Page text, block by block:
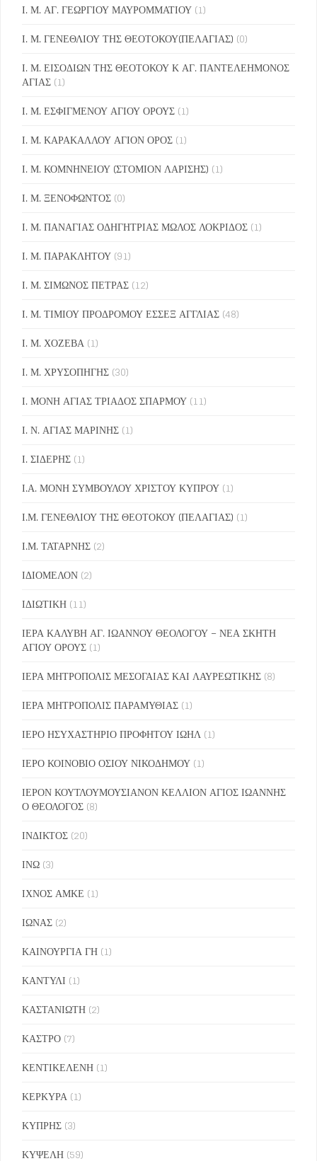
Ι. Μ. ΑΓ. ΓΕΩΡΓΙΟΥ ΜΑΥΡΟΜΜΑΤΙΟΥ (1)
Ι. Μ. ΓΕΝΕΘΛΙΟΥ ΤΗΣ ΘΕΟΤΟΚΟΥ(ΠΕΛΑΓΙΑΣ) (0)
Ι. Μ. ΕΙΣΟΔΙΩΝ ΤΗΣ ΘΕΟΤΟΚΟΥ Κ ΑΓ. ΠΑΝΤΕΛΕΗΜΟΝΟΣ
ΑΓΙΑΣ (1)
Ι. Μ. ΕΣΦΙΓΜΕΝΟΥ ΑΓΙΟΥ ΟΡΟΥΣ (1)
Ι. Μ. ΚΑΡΑΚΑΛΛΟΥ ΑΓΙΟΝ ΟΡΟΣ (1)
Ι. Μ. ΚΟΜΝΗΝΕΙΟΥ (ΣΤΟΜΙΟΝ ΛΑΡΙΣΗΣ) (1)
Ι. Μ. ΞΕΝΟΦΩΝΤΟΣ (0)
Ι. Μ. ΠΑΝΑΓΙΑΣ ΟΔΗΓΗΤΡΙΑΣ ΜΩΛΟΣ ΛΟΚΡΙΔΟΣ (1)
Ι. Μ. ΠΑΡΑΚΛΗΤΟΥ (91)
Ι. Μ. ΣΙΜΩΝΟΣ ΠΕΤΡΑΣ (12)
Ι. Μ. ΤΙΜΙΟΥ ΠΡΟΔΡΟΜΟΥ ΕΣΣΕΞ ΑΓΓΛΙΑΣ (48)
Ι. Μ. ΧΟΖΕΒΑ (1)
Ι. Μ. ΧΡΥΣΟΠΗΓΗΣ (30)
Ι. ΜΟΝΗ ΑΓΙΑΣ ΤΡΙΑΔΟΣ ΣΠΑΡΜΟΥ (11)
Ι. Ν. ΑΓΙΑΣ ΜΑΡΙΝΗΣ (1)
Ι. ΣΙΔΕΡΗΣ (1)
Ι.Α. ΜΟΝΗ ΣΥΜΒΟΥΛΟΥ ΧΡΙΣΤΟΥ ΚΥΠΡΟΥ (1)
Ι.Μ. ΓΕΝΕΘΛΙΟΥ ΤΗΣ ΘΕΟΤΟΚΟΥ (ΠΕΛΑΓΙΑΣ) (1)
Ι.Μ. ΤΑΤΑΡΝΗΣ (2)
ΙΔΙΟΜΕΛΟΝ (2)
ΙΔΙΩΤΙΚΗ (11)
ΙΕΡΑ ΚΑΛΥΒΗ ΑΓ. ΙΩΑΝΝΟΥ ΘΕΟΛΟΓΟΥ – ΝΕΑ ΣΚΗΤΗ
ΑΓΙΟΥ ΟΡΟΥΣ (1)
ΙΕΡΑ ΜΗΤΡΟΠΟΛΙΣ ΜΕΣΟΓΑΙΑΣ ΚΑΙ ΛΑΥΡΕΩΤΙΚΗΣ (8)
ΙΕΡΑ ΜΗΤΡΟΠΟΛΙΣ ΠΑΡΑΜΥΘΙΑΣ (1)
ΙΕΡΟ ΗΣΥΧΑΣΤΗΡΙΟ ΠΡΟΦΗΤΟΥ ΙΩΗΛ (1)
ΙΕΡΟ ΚΟΙΝΟΒΙΟ ΟΣΙΟΥ ΝΙΚΟΔΗΜΟΥ (1)
ΙΕΡΟΝ ΚΟΥΤΛΟΥΜΟΥΣΙΑΝΟΝ ΚΕΛΛΙΟΝ ΑΓΙΟΣ ΙΩΑΝΝΗΣ
Ο ΘΕΟΛΟΓΟΣ (8)
ΙΝΔΙΚΤΟΣ (20)
ΙΝΩ (3)
ΙΧΝΟΣ ΑΜΚΕ (1)
ΙΩΝΑΣ (2)
ΚΑΙΝΟΥΡΓΙΑ ΓΗ (1)
ΚΑΝΤΥΛΙ (1)
ΚΑΣΤΑΝΙΩΤΗ (2)
ΚΑΣΤΡΟ (7)
ΚΕΝΤΙΚΕΛΕΝΗ (1)
ΚΕΡΚΥΡΑ (1)
ΚΥΠΡΗΣ (3)
ΚΥΨΕΛΗ (59)